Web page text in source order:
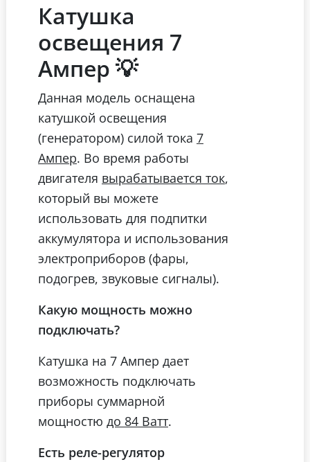
Катушка
освещения 7
Ампер 💡
Данная модель оснащена
катушкой освещения
(генератором) силой тока 7
Ампер. Во время работы
двигателя вырабатывается ток,
который вы можете
использовать для подпитки
аккумулятора и использования
электроприборов (фары,
подогрев, звуковые сигналы).
Какую мощность можно
подключать?
Катушка на 7 Ампер дает
возможность подключать
приборы суммарной
мощностю до 84 Ватт.
Есть реле-регулятор